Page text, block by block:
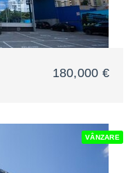
180,000 €
VÂNZARE